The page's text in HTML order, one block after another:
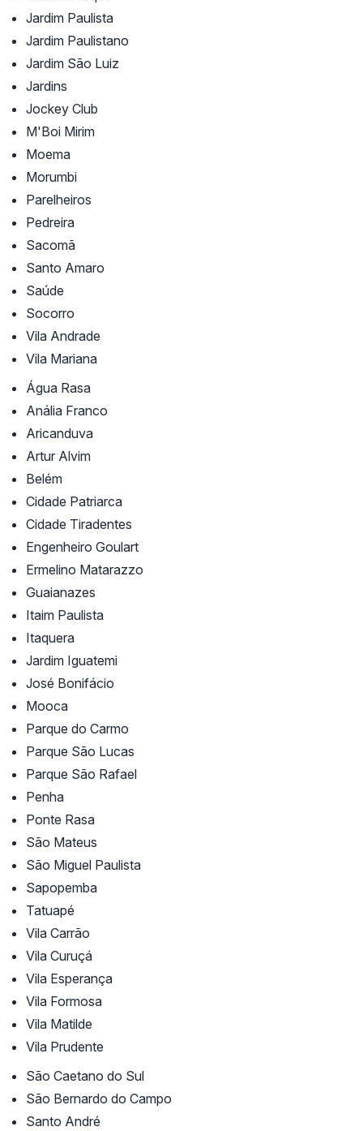
Jardim Paulista
Jardim Paulistano
Jardim São Luiz
Jardins
Jockey Club
M'Boi Mirim
Moema
Morumbi
Parelheiros
Pedreira
Sacomã
Santo Amaro
Saúde
Socorro
Vila Andrade
Vila Mariana
Água Rasa
Anália Franco
Aricanduva
Artur Alvim
Belém
Cidade Patriarca
Cidade Tiradentes
Engenheiro Goulart
Ermelino Matarazzo
Guaianazes
Itaim Paulista
Itaquera
Jardim Iguatemi
José Bonifácio
Mooca
Parque do Carmo
Parque São Lucas
Parque São Rafael
Penha
Ponte Rasa
São Mateus
São Miguel Paulista
Sapopemba
Tatuapé
Vila Carrão
Vila Curuçá
Vila Esperança
Vila Formosa
Vila Matilde
Vila Prudente
São Caetano do Sul
São Bernardo do Campo
Santo André